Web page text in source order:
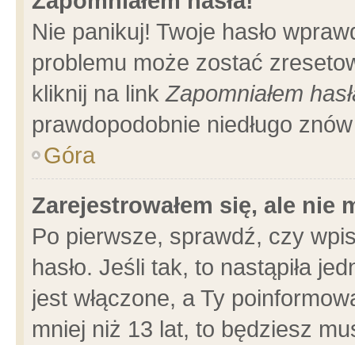
Nie panikuj! Twoje hasło
problemu może zostać
kliknij na linkZapomniałem
prawdopodobnie niedługo
Góra
Zarejestrowałem się, ale nie
Po pierwsze, sprawdź, czy
hasło. Jeśli tak, to nastąpiła
jest włączone, a Ty
mniej niż 13 lat, to będziesz